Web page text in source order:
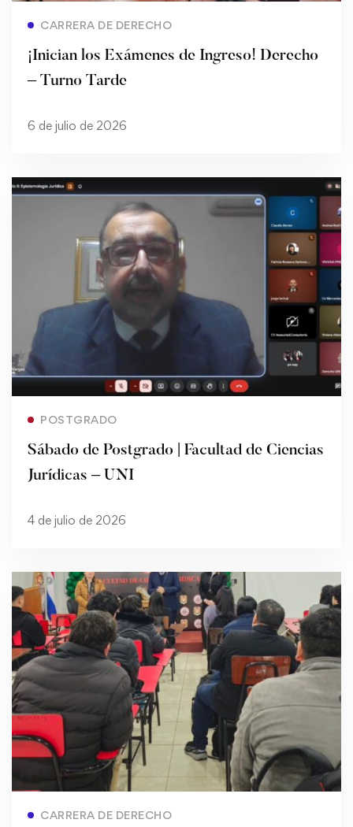
CARRERA DE DERECHO
¡Inician los Exámenes de Ingreso! Derecho
– Turno Tarde
6 de julio de 2026
POSTGRADO
Sábado de Postgrado | Facultad de Ciencias
Jurídicas – UNI
4 de julio de 2026
CARRERA DE DERECHO